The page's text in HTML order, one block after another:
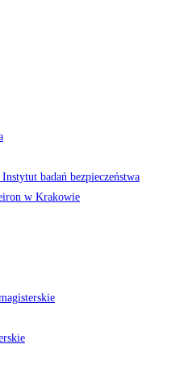
badań bezpieczeństwa
w Krakowie